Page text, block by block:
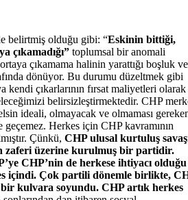
belirtmiş olduğu gibi: “Eskinin bittiği,
çıkamadığı” toplumsal bir anomali
çıkamama halinin yarattığı boşluk ve
dönüyor. Bu durumu düzeltmek gibi
kendi çıkarlarının fırsat maliyetleri olarak
belirsizleştirmektedir. CHP
ideali, olmayacak ve olmaması
geçemez. Herkes için CHP kavramının
Çünkü, CHP ulusal kurtuluş
zaferi üzerine kurulmuş bir partidir.
CHP’nin de herkese ihtiyacı olduğu
içindi. Çok partili dönemle birlikte,
kulvara soyundu. CHP artık herkes